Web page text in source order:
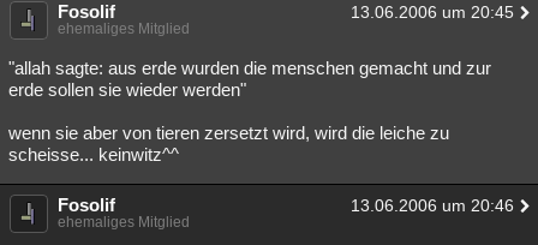
Fosolif 13.06.2006 um 20:45
ehemaliges Mitglied
"allah sagte: aus erde wurden die menschen gemacht und zur
erde sollen sie wieder werden"
wenn sie aber von tieren zersetzt wird, wird die leiche zu
scheisse... keinwitz^^
Fosolif 13.06.2006 um 20:46
ehemaliges Mitglied